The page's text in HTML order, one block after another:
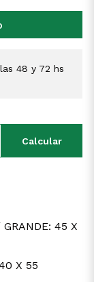
48 y 72 hs
Calcular
45 X
X 55